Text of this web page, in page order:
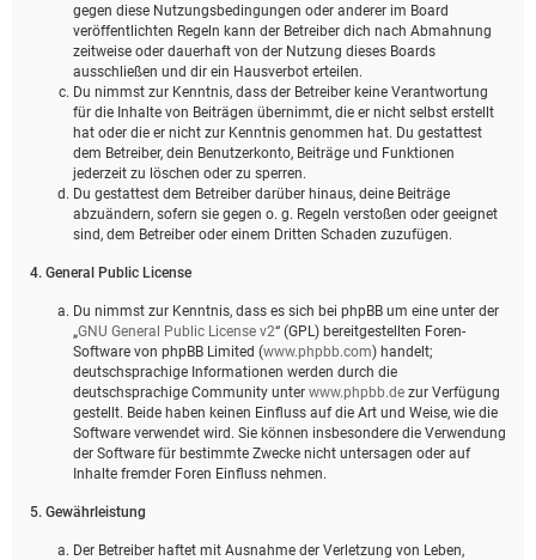
gegen diese Nutzungsbedingungen oder anderer im Board
veröffentlichten Regeln kann der Betreiber dich nach Abmahnung
zeitweise oder dauerhaft von der Nutzung dieses Boards
ausschließen und dir ein Hausverbot erteilen.
Du nimmst zur Kenntnis, dass der Betreiber keine Verantwortung
für die Inhalte von Beiträgen übernimmt, die er nicht selbst erstellt
hat oder die er nicht zur Kenntnis genommen hat. Du gestattest
dem Betreiber, dein Benutzerkonto, Beiträge und Funktionen
jederzeit zu löschen oder zu sperren.
Du gestattest dem Betreiber darüber hinaus, deine Beiträge
abzuändern, sofern sie gegen o. g. Regeln verstoßen oder geeignet
sind, dem Betreiber oder einem Dritten Schaden zuzufügen.
4. General Public License
Du nimmst zur Kenntnis, dass es sich bei phpBB um eine unter der
„GNU General Public License v2“ (GPL) bereitgestellten Foren-
Software von phpBB Limited (www.phpbb.com) handelt;
deutschsprachige Informationen werden durch die
deutschsprachige Community unter www.phpbb.de zur Verfügung
gestellt. Beide haben keinen Einfluss auf die Art und Weise, wie die
Software verwendet wird. Sie können insbesondere die Verwendung
der Software für bestimmte Zwecke nicht untersagen oder auf
Inhalte fremder Foren Einfluss nehmen.
5. Gewährleistung
Der Betreiber haftet mit Ausnahme der Verletzung von Leben,